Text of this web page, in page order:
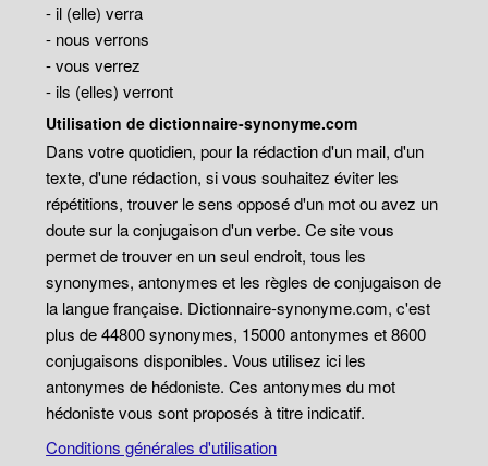
- il (elle) verra
- nous verrons
- vous verrez
- ils (elles) verront
Utilisation de dictionnaire-synonyme.com
Dans votre quotidien, pour la rédaction d'un mail, d'un
texte, d'une rédaction, si vous souhaitez éviter les
répétitions, trouver le sens opposé d'un mot ou avez un
doute sur la conjugaison d'un verbe. Ce site vous
permet de trouver en un seul endroit, tous les
synonymes, antonymes et les règles de conjugaison de
la langue française. Dictionnaire-synonyme.com, c'est
plus de 44800 synonymes, 15000 antonymes et 8600
conjugaisons disponibles. Vous utilisez ici les
antonymes de hédoniste. Ces antonymes du mot
hédoniste vous sont proposés à titre indicatif.
Conditions générales d'utilisation